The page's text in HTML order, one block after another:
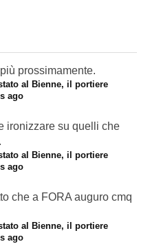
prossimamente.
al Bienne, il portiere
ago
ironizzare su quelli che
al Bienne, il portiere
ago
che a FORA auguro cmq
al Bienne, il portiere
ago